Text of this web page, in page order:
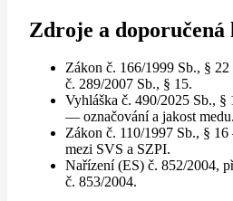
Zdroje a
Zákon č. 166/1999 Sb., § 22
č. 289/2007 Sb., § 15.
Vyhláška č. 490/2025 Sb., §
— označování a jakost medu.
Zákon č. 110/1997 Sb., §
mezi SVS a SZPI.
Nařízení (ES) č. 852/2004,
č. 853/2004.